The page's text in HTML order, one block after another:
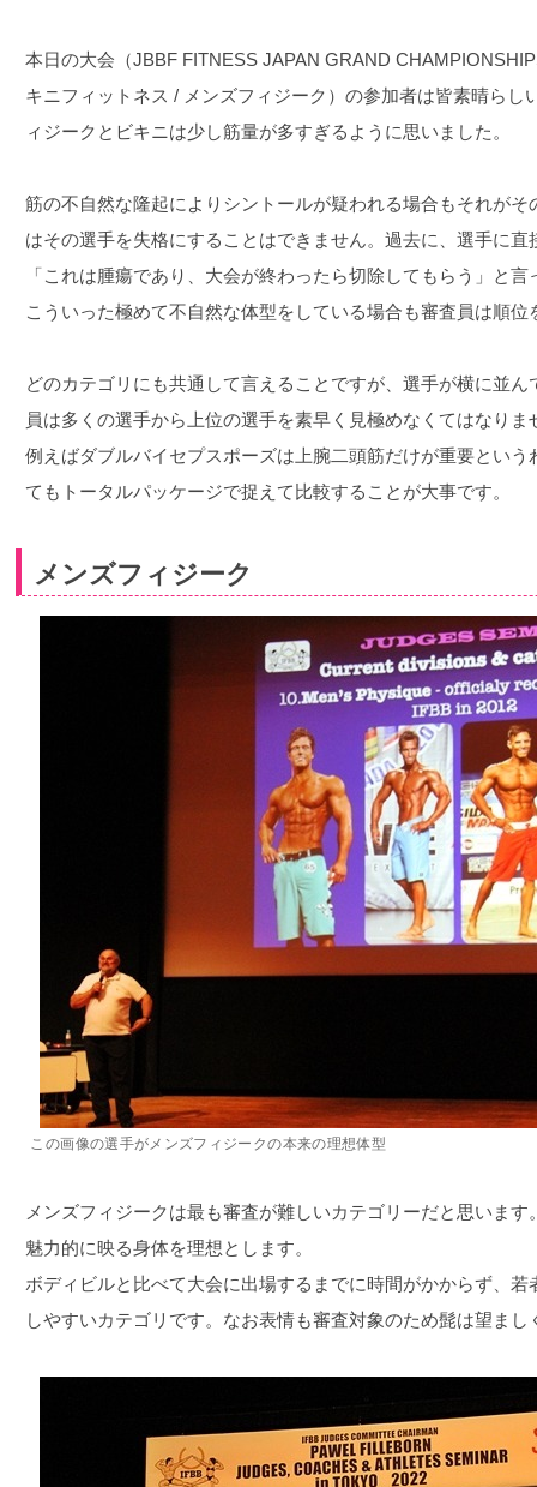
本日の大会（JBBF FITNESS JAPAN GRAND
キニフィットネス / メンズフィジーク）の参加者は皆素晴らし
ィジークとビキニは少し筋量が多すぎるように思いました。
筋の不自然な隆起によりシントールが疑われる場合もそれが
はその選手を失格にすることはできません。過去に、選手に
「これは腫瘍であり、大会が終わったら切除してもらう」と
こういった極めて不自然な体型をしている場合も審査員は順位
どのカテゴリにも共通して言えることですが、選手が横に並
員は多くの選手から上位の選手を素早く見極めなくてはなりま
例えばダブルバイセプスポーズは上腕二頭筋だけが重要とい
てもトータルパッケージで捉えて比較することが大事です。
メンズフィジーク
この画像の選手がメンズフィジークの本来の理想体型
メンズフィジークは最も審査が難しいカテゴリーだと思いま
魅力的に映る身体を理想とします。
ボディビルと比べて大会に出場するまでに時間がかからず、
しやすいカテゴリです。なお表情も審査対象のため髭は望まし